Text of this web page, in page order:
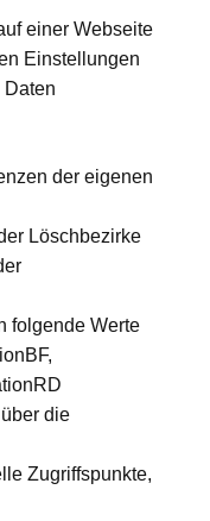
einer Webseite
Einstellungen
Daten
der eigenen
Löschbezirke
folgende Werte
die
Zugriffspunkte,